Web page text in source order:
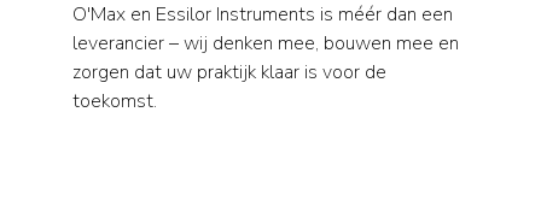
O'Max en Essilor Instruments is méér dan een
leverancier – wij denken mee, bouwen mee en
zorgen dat uw praktijk klaar is voor de
toekomst.